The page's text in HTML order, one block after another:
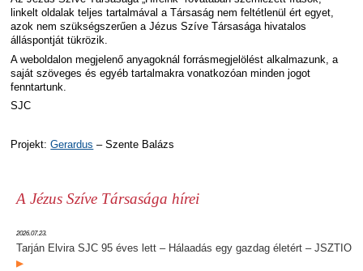
linkelt oldalak teljes tartalmával a Társaság nem feltétlenül ért egyet,
azok nem szükségszerűen a Jézus Szíve Társasága hivatalos
álláspontját tükrözik.
A weboldalon megjelenő anyagoknál forrásmegjelölést alkalmazunk, a
saját szöveges és egyéb tartalmakra vonatkozóan minden jogot
fenntartunk.
SJC
Projekt:Gerardus – Szente Balázs
A Jézus Szíve Társasága hírei
2026.07.23.
Tarján Elvira SJC 95 éves lett – Hálaadás egy gazdag életért – JSZTIO